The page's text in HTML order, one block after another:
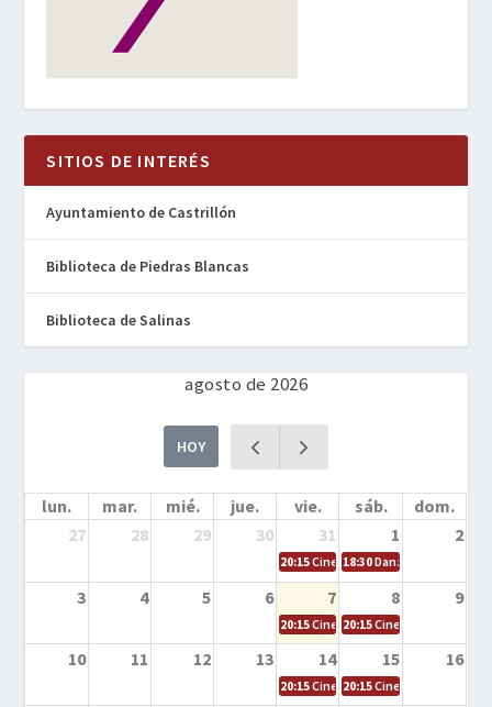
SITIOS DE INTERÉS
Ayuntamiento de Castrillón
Biblioteca de Piedras Blancas
Biblioteca de Salinas
agosto de 2026
HOY
lun. mar. mié. jue. vie. sáb.
dom.
27
28 29 30 31 1 2
20:15Cine en la calle – Cómo
18:30Danza – Cita en el
3 4 5 6 7 8 9
20:15Cine en la calle – El niño y la
20:15Cine en la calle –
10 11 12 13 14 15 16
20:15Cine en la calle – Tortugas
20:15Cine en la calle –